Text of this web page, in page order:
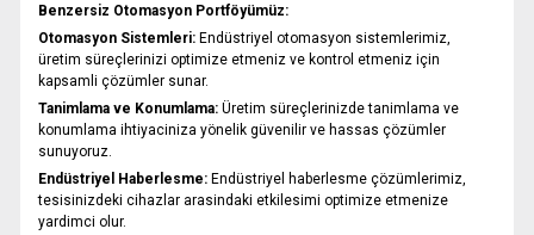
Benzersiz Otomasyon Portföyümüz:
Otomasyon Sistemleri: Endüstriyel otomasyon sistemlerimiz,
üretim süreçlerinizi optimize etmeniz ve kontrol etmeniz için
kapsamli çözümler sunar.
Tanimlama ve Konumlama: Üretim süreçlerinizde tanimlama ve
konumlama ihtiyaciniza yönelik güvenilir ve hassas çözümler
sunuyoruz.
Endüstriyel Haberlesme:Endüstriyel haberlesme çözümlerimiz,
tesisinizdeki cihazlar arasindaki etkilesimi optimize etmenize
yardimci olur.